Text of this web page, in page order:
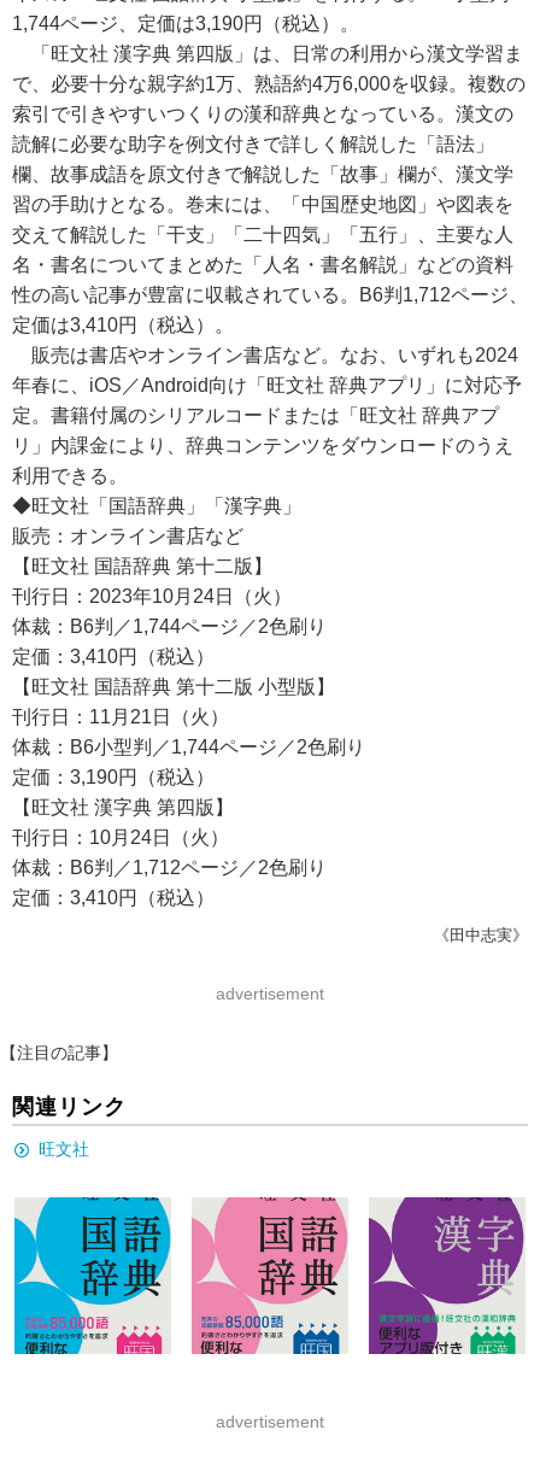
1,744ページ、定価は3,190円（税込）。
「旺文社 漢字典 第四版」は、日常の利用から漢文学習ま
で、必要十分な親字約1万、熟語約4万6,000を収録。複数の
索引で引きやすいつくりの漢和辞典となっている。漢文の
読解に必要な助字を例文付きで詳しく解説した「語法」
欄、故事成語を原文付きで解説した「故事」欄が、漢文学
習の手助けとなる。巻末には、「中国歴史地図」や図表を
交えて解説した「干支」「二十四気」「五行」、主要な人
名・書名についてまとめた「人名・書名解説」などの資料
性の高い記事が豊富に収載されている。B6判1,712ページ、
定価は3,410円（税込）。
販売は書店やオンライン書店など。なお、いずれも2024
年春に、iOS／Android向け「旺文社 辞典アプリ」に対応予
定。書籍付属のシリアルコードまたは「旺文社 辞典アプ
リ」内課金により、辞典コンテンツをダウンロードのうえ
利用できる。
◆旺文社「国語辞典」「漢字典」
販売：オンライン書店など
【旺文社 国語辞典 第十二版】
刊行日：2023年10月24日（火）
体裁：B6判／1,744ページ／2色刷り
定価：3,410円（税込）
【旺文社 国語辞典 第十二版 小型版】
刊行日：11月21日（火）
体裁：B6小型判／1,744ページ／2色刷り
定価：3,190円（税込）
【旺文社 漢字典 第四版】
刊行日：10月24日（火）
体裁：B6判／1,712ページ／2色刷り
定価：3,410円（税込）
《田中志実》
advertisement
【注目の記事】
関連リンク
旺文社
advertisement